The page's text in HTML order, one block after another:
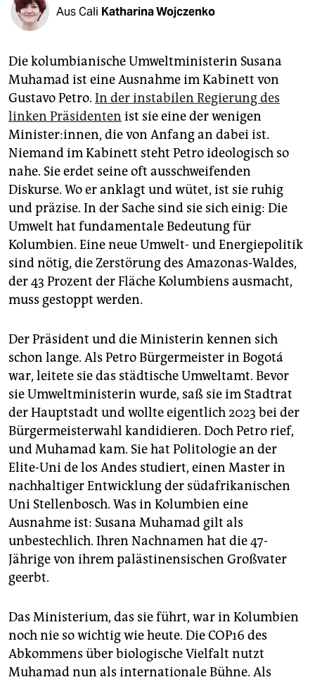
genossenschaft
Aus Cali Katharina Wojczenko
Die kolumbianische Umweltministerin Susana
Muhamad ist eine Ausnahme im Kabinett von
Gustavo Petro. In der instabilen Regierung des
linken Präsidenten ist sie eine der wenigen
Minister:innen, die von Anfang an dabei ist.
Niemand im Kabinett steht Petro ideologisch so
nahe. Sie erdet seine oft ausschweifenden
Diskurse. Wo er anklagt und wütet, ist sie ruhig
und präzise. In der Sache sind sie sich einig: Die
Umwelt hat fundamentale Bedeutung für
Kolumbien. Eine neue Umwelt- und Energiepolitik
sind nötig, die Zerstörung des Amazonas-Waldes,
der 43 Prozent der Fläche Kolumbiens ausmacht,
muss gestoppt werden.
Der Präsident und die Ministerin kennen sich
schon lange. Als Petro Bürgermeister in Bogotá
war, leitete sie das städtische Umweltamt. Bevor
sie Umweltministerin wurde, saß sie im Stadtrat
der Hauptstadt und wollte eigentlich 2023 bei der
Bürgermeisterwahl kandidieren. Doch Petro rief,
und Muhamad kam. Sie hat Politologie an der
Elite-Uni de los Andes studiert, einen Master in
nachhaltiger Entwicklung der südafrikanischen
Uni Stellenbosch. Was in Kolumbien eine
Ausnahme ist: Susana Muhamad gilt als
unbestechlich. Ihren Nachnamen hat die 47-
Jährige von ihrem palästinensischen Großvater
geerbt.
Das Ministerium, das sie führt, war in Kolumbien
noch nie so wichtig wie heute. Die COP16 des
Abkommens über biologische Vielfalt nutzt
Muhamad nun als internationale Bühne. Als